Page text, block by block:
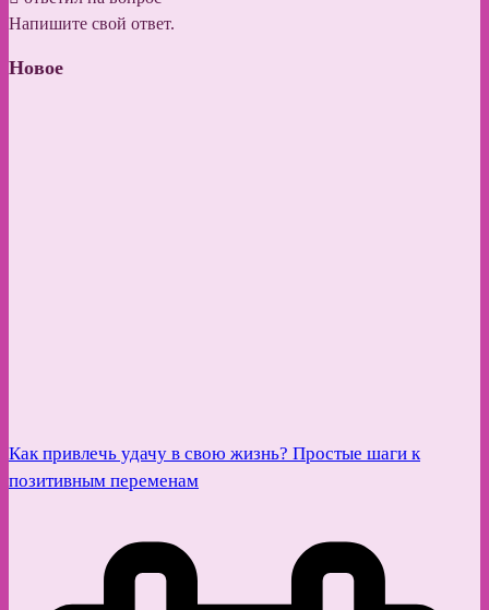
Напишите свой ответ.
Новое
Как привлечь удачу в свою жизнь? Простые шаги к
позитивным переменам